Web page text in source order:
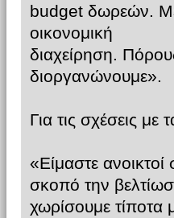
budget δωρεών.
οικονομική
διαχείρηση.
διοργανώνουμε».
Για τις σχέσεις
«Είμαστε
σκοπό την
χωρίσουμε τίποτα